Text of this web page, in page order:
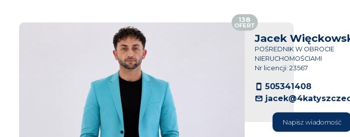
Jacek
POŚREDNIK W OBROCIE
NIERUCHOMOŚCIAMI
Nr licencji: 23567
505341408
Napisz wiadomość
138
OFERT